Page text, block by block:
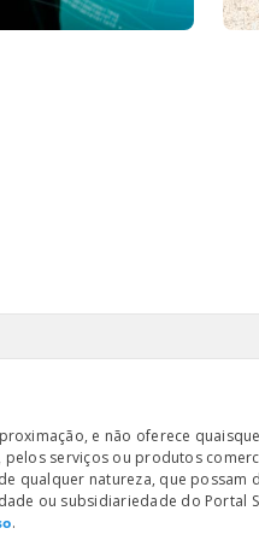
e não oferece
serviços ou produtos
qualquer natureza, que
ou subsidiariedade do Portal
.